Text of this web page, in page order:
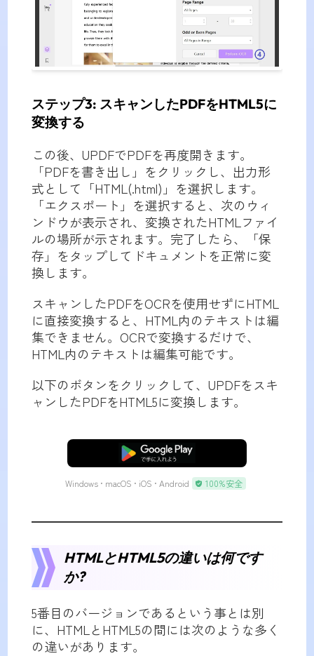
ステップ3: スキャンしたPDFをHTML5に
変換する
この後、UPDFでPDFを再度開きます。
「PDFを書き出し」をクリックし、出力形
式として「HTML(.html)」を選択します。
「エクスポート」を選択すると、次のウィ
ンドウが表示され、変換されたHTMLファイ
ルの場所が示されます。完了したら、「保
存」をタップしてドキュメントを正常に変
換します。
スキャンしたPDFをOCRを使用せずにHTML
に直接変換すると、HTML内のテキストは編
集できません。OCRで変換するだけで、
HTML内のテキストは編集可能です。
以下のボタンをクリックして、UPDFをスキ
ャンしたPDFをHTML5に変換します。
無料ダウンロード
Windows • macOS • iOS • Android 100%安全
HTMLとHTML5の違いは何です
か?
5番目のバージョンであるという事とは別
に、HTMLとHTML5の間には次のような多く
の違いがあります。